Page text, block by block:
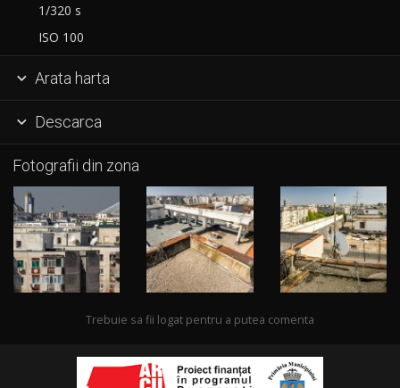
1/320 s
ISO 100
 Arata harta
 Descarca
Fotografii din zona
Trebuie sa fii logat pentru a putea comenta